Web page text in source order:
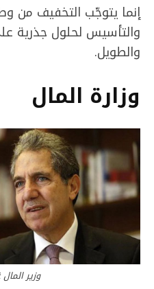
إنما يتوجّب التخفيف من
والتأسيس لحلول جذرية
والطويل.
وزارة المال
وزير